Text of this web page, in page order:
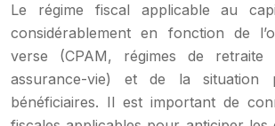
Le régime fiscal applicable au
considérablement en fonction de
verse (CPAM, régimes de retraite
assurance-vie) et de la situation
bénéficiaires. Il est important de